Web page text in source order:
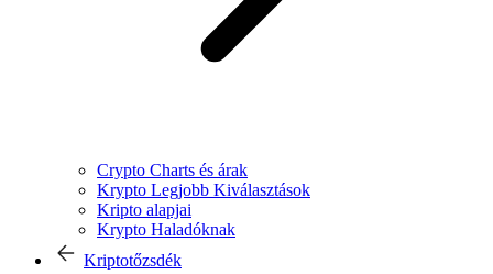
Crypto Charts és árak
Krypto Legjobb Kiválasztások
Kripto alapjai
Krypto Haladóknak
Kriptotőzsdék